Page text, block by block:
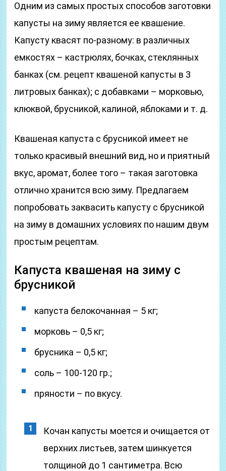
Одним из самых простых способов заготовки
капусты на зиму является ее квашение.
Капусту квасят по-разному: в различных
емкостях – кастрюлях, бочках, стеклянных
банках (см. рецепт квашеной капусты в 3
литровых банках); c добавками – морковью,
клюквой, брусникой, калиной, яблоками и т. д.
Квашеная капуста с брусникой имеет не
только красивый внешний вид, но и приятный
вкус, аромат, более того – такая заготовка
отлично хранится всю зиму. Предлагаем
попробовать заквасить капусту с брусникой
на зиму в домашних условиях по нашим двум
простым рецептам.
Капуста квашеная на зиму с
брусникой
капуста белокочанная – 5 кг;
морковь – 0,5 кг;
брусника – 0,5 кг;
соль – 100-120 гр.;
пряности – по вкусу.
Кочан капусты моется и очищается от
верхних листьев, затем шинкуется
толщиной до 1 сантиметра. Всю